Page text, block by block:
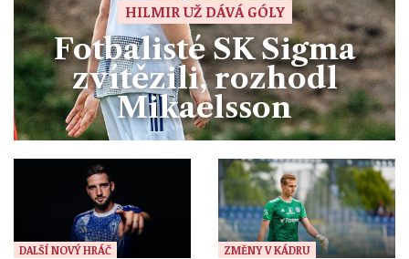
HILMIR UŽ DÁVÁ GÓLY
Fotbalisté SK Sigma
zvítězili, rozhodl
Mikaelsson
DALŠÍ NOVÝ HRÁČ ZMĚNY V KÁDRU